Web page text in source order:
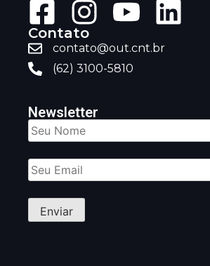
Contato
contato@out.cnt.br
(62) 3100-5810
Newsletter